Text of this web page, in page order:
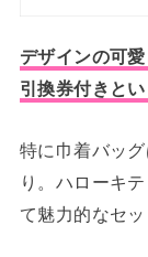
デザインの可
引換券付きとい
特に巾着バッ
り。ハローキ
て魅力的なセッ